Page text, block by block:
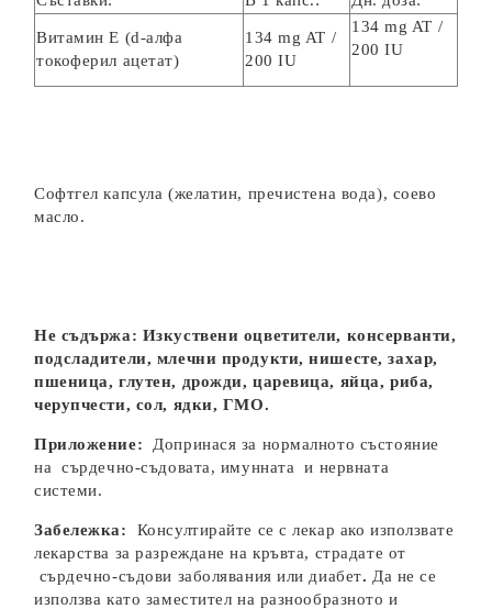
Витамин Е (d-алфа
токоферил ацетат)
134 mg AT /
200 IU
134 mg AT /
200 IU
Софтгел капсула (желатин, пречистена вода), соево
масло.
Не съдържа: Изкуствени оцветители, консерванти,
подсладители, млечни продукти, нишесте, захар,
пшеница, глутен, дрожди, царевица, яйца, риба,
черупчести, сол, ядки, ГМО.
Приложение: Допринася за нормалното състояние
на сърдечно-съдовата, имунната и нервната
системи.
Забележка: Консултирайте се с лекар ако използвате
лекарства за разреждане на кръвта, страдате от
сърдечно-съдови заболявания или диабет. Да не се
използва като заместител на разнообразното и